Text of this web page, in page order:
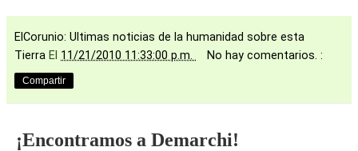
ElCorunio: Ultimas noticias de la humanidad sobre esta
Tierra El 11/21/2010 11:33:00 p.m. No hay comentarios. :
Compartir
¡Encontramos a Demarchi!